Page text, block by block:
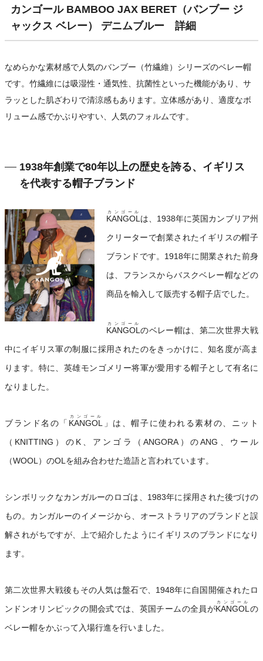
カンゴール BAMBOO JAX BERET（バンブー ジ
ャックス ベレー） デニムブルー 詳細
なめらかな素材感で人気のバンブー（竹繊維）シリーズのベレー帽
です。竹繊維には吸湿性・通気性、抗菌性といった機能があり、サ
ラッとした肌ざわりで清涼感もあります。立体感があり、適度なボ
リューム感でかぶりやすい、人気のフォルムです。
1938年創業で80年以上の歴史を誇る、イギリス
を代表する帽子ブランド
KANGOL
カンゴール
は、1938年に英国カンブリア州
クリーターで創業されたイギリスの帽子
ブランドです。1918年に開業された前身
は、フランスからバスクベレー帽などの
商品を輸入して販売する帽子店でした。
KANGOL
カンゴール
のベレー帽は、第二次世界大戦
中にイギリス軍の制服に採用されたのをきっかけに、知名度が高ま
ります。特に、英雄モンゴメリー将軍が愛用する帽子として有名に
なりました。
ブランド名の「 KANGOL
カンゴール
」は、帽子に使われる素材の、ニット
（KNITTING）のK、アンゴラ（ANGORA）のANG、ウール
（WOOL）のOLを組み合わせた造語と言われています。
シンボリックなカンガルーのロゴは、1983年に採用された後づけの
もの。カンガルーのイメージから、オーストラリアのブランドと誤
解されがちですが、上で紹介したようにイギリスのブランドになり
ます。
第二次世界大戦後もその人気は盤石で、1948年に自国開催されたロ
ンドンオリンピックの開会式では、英国チームの全員がKANGOL
カンゴール
の
ベレー帽をかぶって入場行進を行いました。